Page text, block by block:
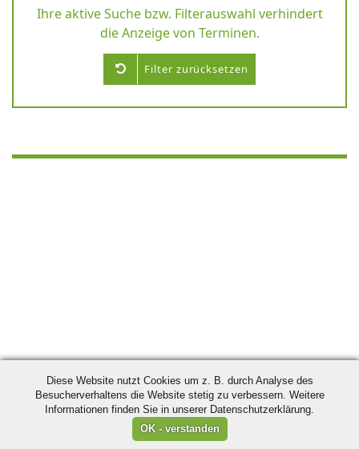
Ihre aktive Suche bzw. Filterauswahl verhindert
die Anzeige von Terminen.
Filter zurücksetzen
Diese Website nutzt Cookies um z. B. durch Analyse des
Besucherverhaltens die Website stetig zu verbessern. Weitere
Informationen finden Sie in unserer Datenschutzerklärung.